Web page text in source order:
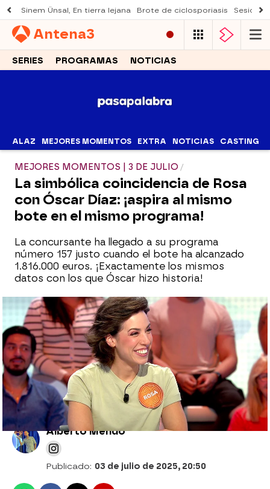
Sinem Ünsal, En tierra lejana Brote de ciclosporiasis Sesión
Antena3
SERIES PROGRAMAS NOTICIAS
ALAZ MEJORES MOMENTOS EXTRA NOTICIAS CASTING
MEJORES MOMENTOS | 3 DE JULIO
La simbólica coincidencia de Rosa
con Óscar Díaz: ¡aspira al mismo
bote en el mismo programa!
La concursante ha llegado a su programa
número 157 justo cuando el bote ha alcanzado
1.816.000 euros. ¡Exactamente los mismos
datos con los que Óscar hizo historia!
Tres aciertos para evitar la Silla Azul:
Manu se juega la remontada en un Rosco
muy especial
Alberto Mendo
Publicado: 03 de julio de 2025, 20:50